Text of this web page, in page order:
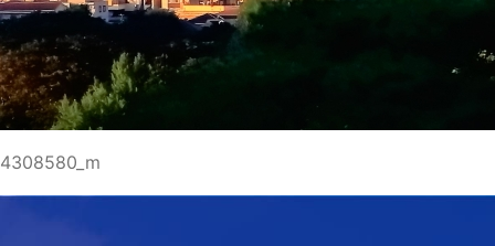
4308580_m